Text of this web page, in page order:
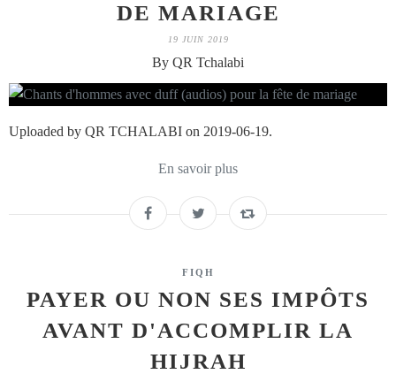
DE MARIAGE
19 JUIN 2019
By QR Tchalabi
Uploaded by QR TCHALABI on 2019-06-19.
En savoir plus
FIQH
PAYER OU NON SES IMPÔTS
AVANT D'ACCOMPLIR LA
HIJRAH